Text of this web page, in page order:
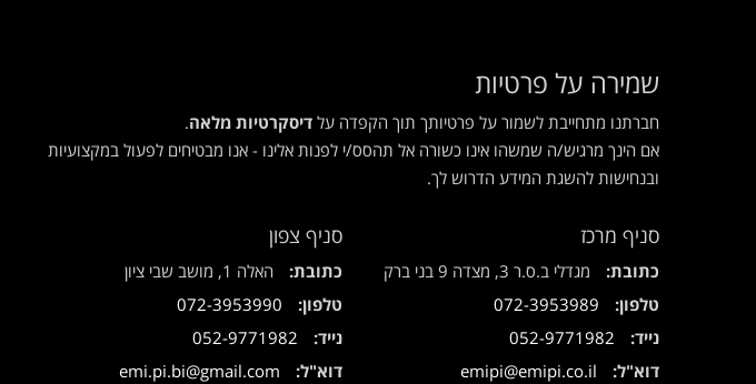
שמירה על פרטיות
חברתנו מתחייבת לשמור על פרטיותך תוך הקפדה על דיסקרטיות מלאה.
אם הינך מרגיש/ה שמשהו אינו כשורה אל תהסס/י לפנות אלינו - אנו מבטיחים לפעול במקצועיות
ובנחישות להשגת המידע הדרוש לך.
סניף מרכז
כתובת:
מגדלי ב.ס.ר 3, מצדה 9 בני ברק
טלפון:
072-3953989
נייד:
052-9771982
דוא"ל:
emipi@emipi.co.il
סניף צפון
כתובת:
האלה 1, מושב שבי ציון
טלפון:
072-3953990
נייד:
052-9771982
דוא"ל:
emi.pi.bi@gmail.com